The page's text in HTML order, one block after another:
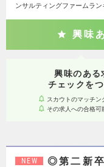
ンサルティングファームラ
興味
興味のある
チェックを
スカウトのマッチン
その求人への合格可
NEW
◎第二新